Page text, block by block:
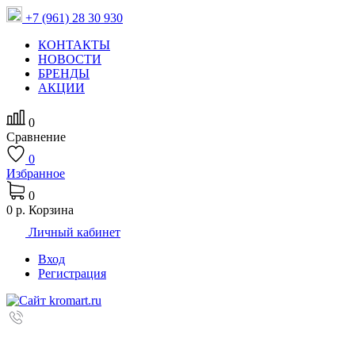
+7 (961) 28 30 930
КОНТАКТЫ
НОВОСТИ
БРЕНДЫ
АКЦИИ
0
Сравнение
0
Избранное
0
0 р. Корзина
Личный кабинет
Вход
Регистрация